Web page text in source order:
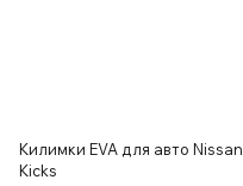
Килимки EVA для авто Nissan
Kicks